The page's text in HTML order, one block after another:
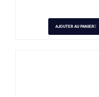
AJOUTER AU PANIER